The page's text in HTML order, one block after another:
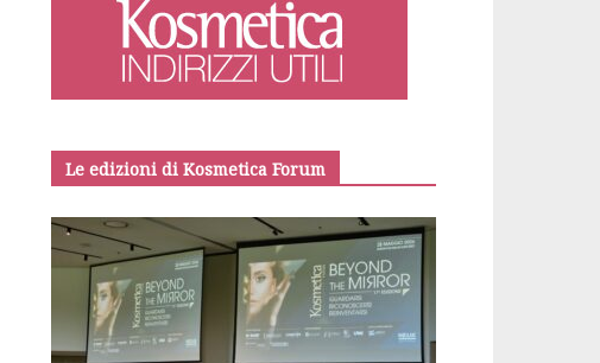
Le edizioni di Kosmetica Forum